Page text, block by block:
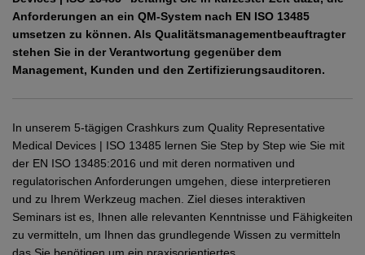
MD European Law
MD International Guides
Anforderungen an ein QM-System nach EN ISO 13485
umsetzen zu können. Als Qualitätsmanagementbeauftragter
stehen Sie in der Verantwortung gegenüber dem
Management, Kunden und den Zertifizierungsauditoren.
In unserem 5-tägigen Crashkurs zum Quality Representative
Medical Devices | ISO 13485 lernen Sie Step by Step wie Sie mit
der EN ISO 13485:2016 und mit deren normativen und
regulatorischen Anforderungen umgehen, diese interpretieren
und zu Ihrem Werkzeug machen. Ziel dieses interaktiven
Seminars ist es, Ihnen alle relevanten Kenntnisse und Fähigkeiten
zu vermitteln, um Ihnen das grundlegende Wissen zu vermitteln